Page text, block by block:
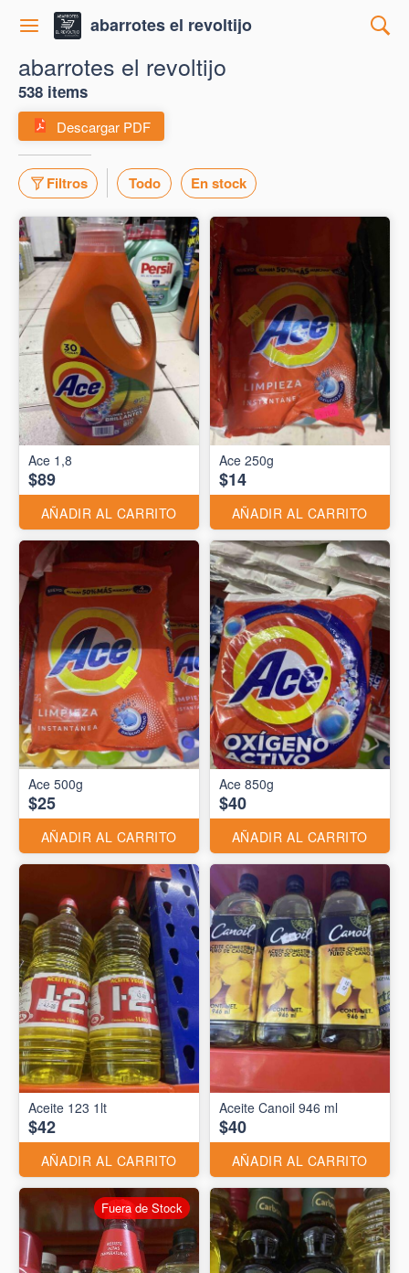
abarrotes el revoltijo
abarrotes el revoltijo
538 items
Descargar PDF
Filtros Todo En stock
Ace 1,8
$89
AÑADIR AL CARRITO
Ace 250g
$14
AÑADIR AL CARRITO
Ace 500g
$25
AÑADIR AL CARRITO
Ace 850g
$40
AÑADIR AL CARRITO
Aceite 123 1lt
$42
AÑADIR AL CARRITO
Aceite Canoil 946 ml
$40
AÑADIR AL CARRITO
Fuera de Stock